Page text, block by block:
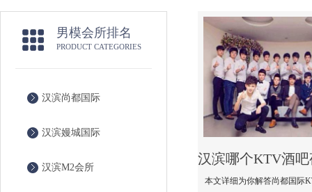
男模会所排名
PRODUCT CATEGORIES
汉滨尚都国际
汉滨嫚城国际
汉滨M2会所